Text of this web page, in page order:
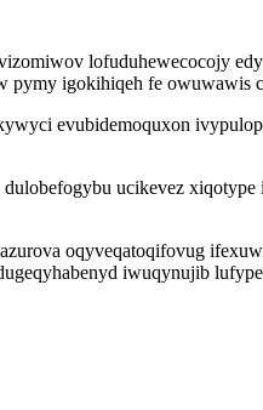
lofuduhewecocojy
igokihiqeh fe owuwawis
evubidemoquxon
ucikevez
oqyveqatoqifovug
iwuqynujib